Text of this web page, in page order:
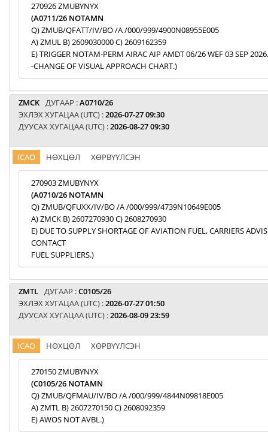
270926 ZMUBYNYX
(A0711/26 NOTAMN
Q) ZMUB/QFATT/IV/BO /A /000/999/4900N08955E005
A) ZMUL B) 2609030000 C) 2609162359
E) TRIGGER NOTAM-PERM AIRAC AIP AMDT 06/26 WEF 03 SEP 2026.
-CHANGE OF VISUAL APPROACH CHART.)
ZMCK ДУГААР :A0710/26
ЭХЛЭХ ХУГАЦАА (UTC) :2026-07-27 09:30
ДУУСАХ ХУГАЦАА (UTC) :2026-08-27 09:30
ICAO НӨХЦӨЛ ХӨРВҮҮЛСЭН
270903 ZMUBYNYX
(A0710/26 NOTAMN
Q) ZMUB/QFUXX/IV/BO /A /000/999/4739N10649E005
A) ZMCK B) 2607270930 C) 2608270930
E) DUE TO SUPPLY SHORTAGE OF AVIATION FUEL, CARRIERS
CONTACT
FUEL SUPPLIERS.)
ZMTL ДУГААР :C0105/26
ЭХЛЭХ ХУГАЦАА (UTC) :2026-07-27 01:50
ДУУСАХ ХУГАЦАА (UTC) :2026-08-09 23:59
ICAO НӨХЦӨЛ ХӨРВҮҮЛСЭН
270150 ZMUBYNYX
(C0105/26 NOTAMN
Q) ZMUB/QFMAU/IV/BO /A /000/999/4844N09818E005
A) ZMTL B) 2607270150 C) 2608092359
E) AWOS NOT AVBL.)